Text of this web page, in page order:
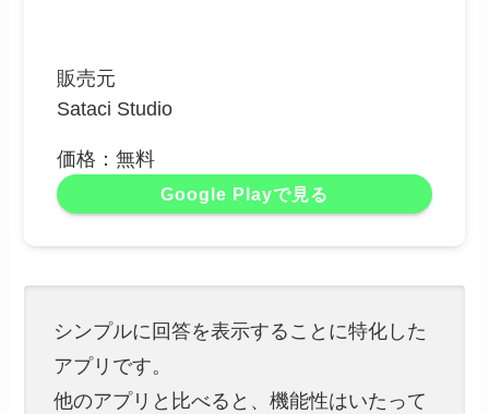
販売元
Sataci Studio
価格：無料
Google Playで見る
シンプルに回答を表示することに特化した
アプリです。
他のアプリと比べると、機能性はいたって